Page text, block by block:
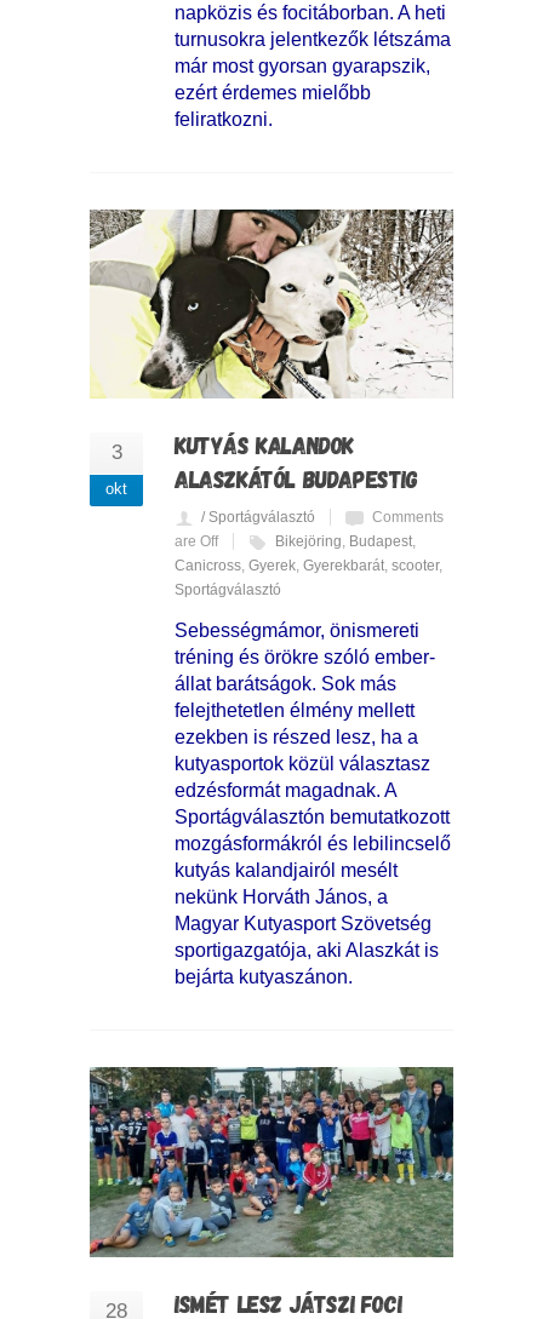
napközis és focitáborban. A heti
turnusokra jelentkezők létszáma
már most gyorsan gyarapszik,
ezért érdemes mielőbb
feliratkozni.
3
okt
KUTYÁS KALANDOK
ALASZKÁTÓL BUDAPESTIG
/ Sportágválasztó
Comments
are Off
Bikejöring, Budapest,
Canicross, Gyerek, Gyerekbarát, scooter,
Sportágválasztó
Sebességmámor, önismereti
tréning és örökre szóló ember-
állat barátságok. Sok más
felejthetetlen élmény mellett
ezekben is részed lesz, ha a
kutyasportok közül választasz
edzésformát magadnak. A
Sportágválasztón bemutatkozott
mozgásformákról és lebilincselő
kutyás kalandjairól mesélt
nekünk Horváth János, a
Magyar Kutyasport Szövetség
sportigazgatója, aki Alaszkát is
bejárta kutyaszánon.
28 ISMÉT LESZ JÁTSZI FOCI